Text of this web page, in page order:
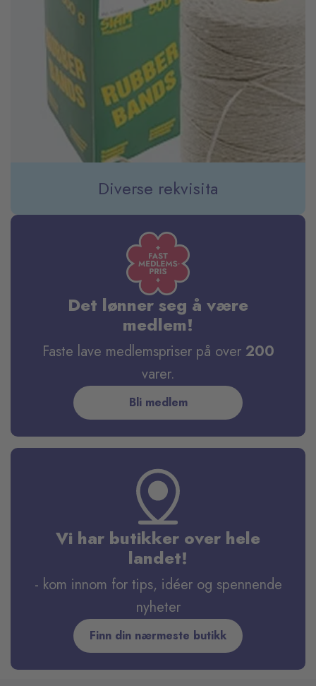
Diverse rekvisita
Det lønner seg å være
medlem!
Faste lave medlemspriser på over 200
varer.
Bli medlem
Vi har butikker over hele
landet!
- kom innom for tips, idéer og spennende
nyheter
Finn din nærmeste butikk